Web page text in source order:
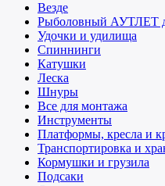
Везде
Рыболовный АУТЛЕТ
Удочки и удилища
Спиннинги
Катушки
Леска
Шнуры
Все для монтажа
Инструменты
Платформы, кресла и
Транспортировка и
Кормушки и грузила
Подсаки